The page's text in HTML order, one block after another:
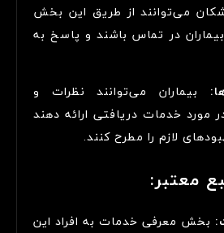
می‌توانند از طریق این بخش
در تماس باشند و پاسخ به
بیماران می‌توانند نظرات و
مورد خدمات دریافتی ارائه دهند
لازم را مطرح کنند.
معتبر:
بخش معرفی خدمات به افراد این